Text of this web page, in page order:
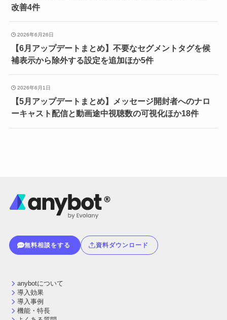
改善4件
2026年6月26日
【6月アップデートまとめ】不要なセグメントタグを候
補表示から除外する設定を追加ほか5件
2026年6月1日
【5月アップデートまとめ】メッセージ開封者へのナロ
ーキャスト配信と動画途中視聴数の可視化ほか18件
無料相談をする 資料ダウンロード
anybotについて
導入効果
導入事例
機能・特長